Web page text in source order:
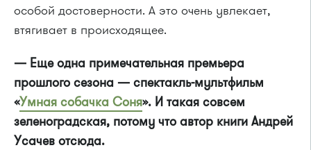
особой достоверности. А это очень увлекает,
втягивает в происходящее.
— Еще одна примечательная премьера
прошлого сезона — спектакль-мультфильм
«Умная собачка Соня». И такая совсем
зеленоградская, потому что автор книги Андрей
Усачев отсюда.